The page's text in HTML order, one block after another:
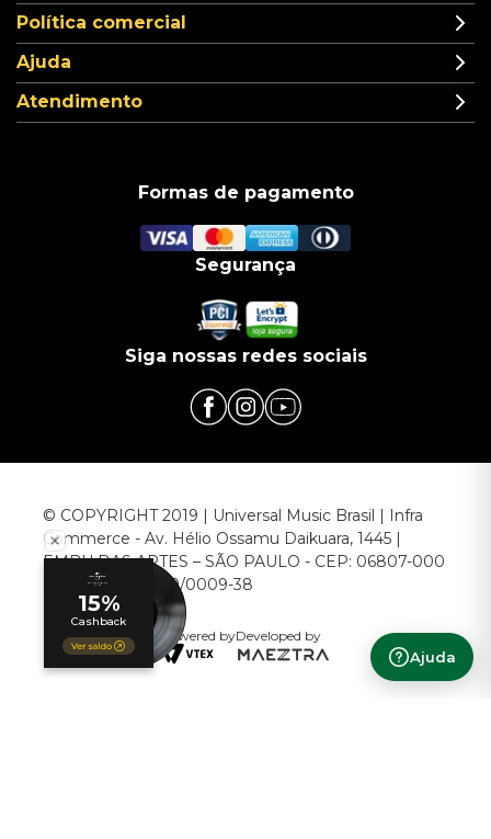
Ajuda
Política comercial
Ajuda
Atendimento
Formas de pagamento
Segurança
Siga nossas redes sociais
© COPYRIGHT 2019 | Universal Music Brasil | Infra
Commerce - Av. Hélio Ossamu Daikuara, 1445 |
EMBU DAS ARTES – SÃO PAULO - CEP: 06807-000
CNPJ: 00.952.789/0009-38
Powered byDeveloped by